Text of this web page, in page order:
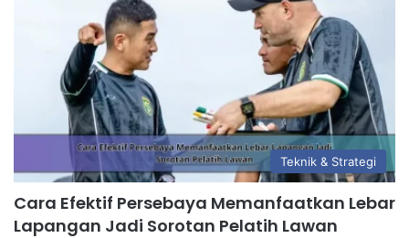
Teknik & Strategi
Cara Efektif Persebaya Memanfaatkan Lebar
Lapangan Jadi Sorotan Pelatih Lawan